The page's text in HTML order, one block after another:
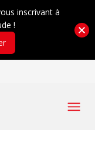
inscrivant à
!